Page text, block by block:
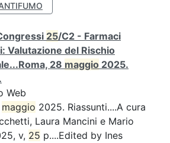
25/C2 - Farmaci
Valutazione del Rischio
28 maggio 2025.
Web
maggio 2025. Riassunti....A cura
Laura Mancini e Mario
v, 25 p....Edited by Ines